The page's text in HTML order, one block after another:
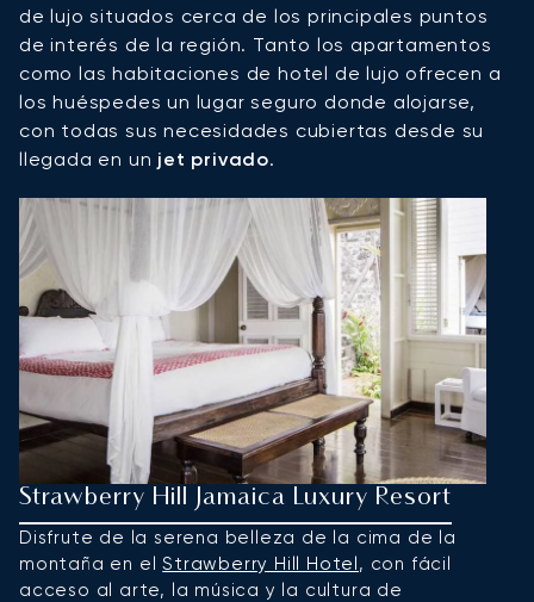
de lujo situados cerca de los principales puntos
de interés de la región. Tanto los apartamentos
como las habitaciones de hotel de lujo ofrecen a
los huéspedes un lugar seguro donde alojarse,
con todas sus necesidades cubiertas desde su
llegada en un jet privado.
Strawberry Hill Jamaica Luxury Resort
Disfrute de la serena belleza de la cima de la
montaña en elStrawberry Hill Hotel, con fácil
acceso al arte, la música y la cultura de